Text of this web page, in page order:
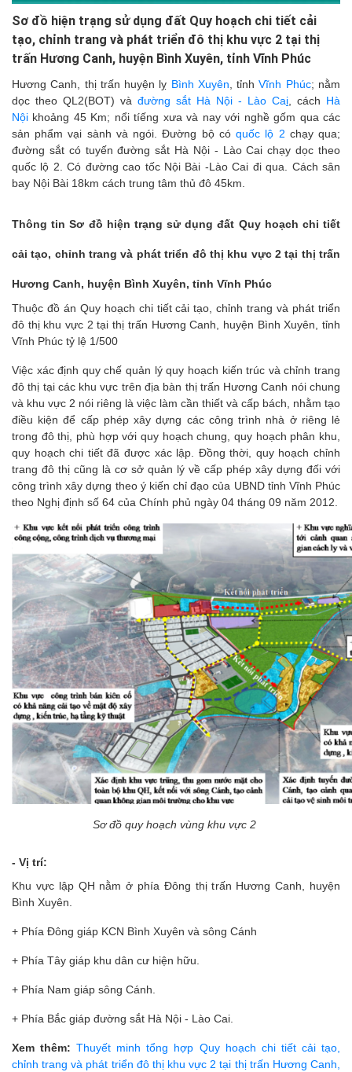
Sơ đồ hiện trạng sử dụng đất Quy hoạch chi tiết cải
tạo, chỉnh trang và phát triển đô thị khu vực 2 tại thị
trấn Hương Canh, huyện Bình Xuyên, tỉnh Vĩnh Phúc
Hương Canh, thị trấn huyện lỵ Bình Xuyên, tỉnhVĩnh Phúc; nằm
dọc theo QL2(BOT) và đường sắt Hà Nội - Lào Cai, cách Hà
Nội khoảng 45 Km; nổi tíếng xưa và nay với nghề gốm qua các
sản phẩm vại sành và ngói.Đường bộ cóquốc lộ 2 chạy qua;
đường sắt có tuyến đường sắt Hà Nội - Lào Cai chạy dọc theo
quốc lộ 2. Có đường cao tốc Nội Bài -Lào Cai đi qua. Cách sân
bay Nội Bài 18km cách trung tâm thủ đô 45km.
Thông tin Sơ đồ hiện trạng sử dụng đất Quy hoạch chi tiết
cải tạo, chỉnh trang và phát triển đô thị khu vực 2 tại thị trấn
Hương Canh, huyện Bình Xuyên, tỉnh Vĩnh Phúc
Thuộc đồ án Quy hoạch chi tiết cải tạo, chỉnh trang và phát triển
đô thị khu vực 2 tại thị trấn Hương Canh, huyện Bình Xuyên, tỉnh
Vĩnh Phúc tỷ lệ 1/500
Việc xác định quy chế quản lý quy hoạch kiến trúc và chỉnh trang
đô thị tại các khu vực trên địa bàn thị trấn Hương Canh nói chung
và khu vực 2 nói riêng là việc làm cần thiết và cấp bách, nhằm tạo
điều kiện để cấp phép xây dựng các công trình nhà ở riêng lẻ
trong đô thị, phù hợp với quy hoạch chung, quy hoạch phân khu,
quy hoạch chi tiết đã được xác lập. Đồng thời, quy hoạch chỉnh
trang đô thị cũng là cơ sở quản lý về cấp phép xây dựng đối với
công trình xây dựng theo ý kiến chỉ đạo của UBND tỉnh Vĩnh Phúc
theo Nghị định số 64 của Chính phủ ngày 04 tháng 09 năm 2012.
Sơ đồ quy hoạch vùng khu vực 2
- Vị trí:
Khu vực lập QH nằm ở phía Đông thị trấn Hương Canh, huyện
Bình Xuyên.
+ Phía Đông giáp KCN Bình Xuyên và sông Cánh
+ Phía Tây giáp khu dân cư hiện hữu.
+ Phía Nam giáp sông Cánh.
+ Phía Bắc giáp đường sắt Hà Nội - Lào Cai.
Xem thêm: Thuyết minh tổng hợp Quy hoạch chi tiết cải tạo,
chỉnh trang và phát triển đô thị khu vực 2 tại thị trấn Hương Canh,